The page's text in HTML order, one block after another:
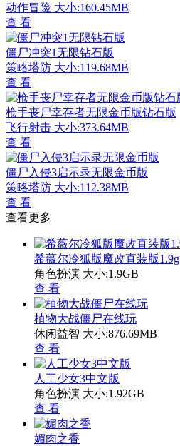
动作冒险 大小:160.45MB
查 看
僵尸冲突1无限钻石版
策略塔防 大小:119.68MB
查 看
枪手丧尸幸存者无限金币版钻石版
飞行射击 大小:373.64MB
查 看
僵尸入侵3启示录无限金币版
策略塔防 大小:112.38MB
查 看
查看更多
希薇尔冷狐版魔改直装版1.9g
角色扮演 大小:1.9GB
查 看
植物大战僵尸在线玩
休闲益智 大小:876.69MB
查 看
人工少女3中文版
角色扮演 大小:1.92GB
查 看
媚肉之香